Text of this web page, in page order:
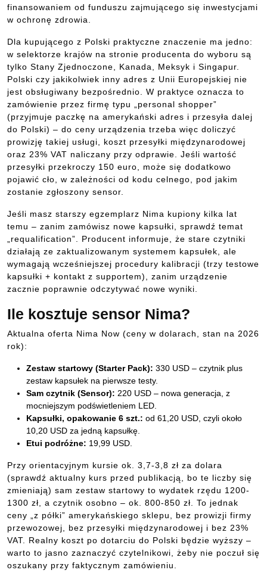
finansowaniem od funduszu zajmującego się inwestycjami
w ochronę zdrowia.
Dla kupującego z Polski praktyczne znaczenie ma jedno:
w selektorze krajów na stronie producenta do wyboru są
tylko Stany Zjednoczone, Kanada, Meksyk i Singapur.
Polski czy jakikolwiek inny adres z Unii Europejskiej nie
jest obsługiwany bezpośrednio. W praktyce oznacza to
zamówienie przez firmę typu „personal shopper”
(przyjmuje paczkę na amerykański adres i przesyła dalej
do Polski) – do ceny urządzenia trzeba więc doliczyć
prowizję takiej usługi, koszt przesyłki międzynarodowej
oraz 23% VAT naliczany przy odprawie. Jeśli wartość
przesyłki przekroczy 150 euro, może się dodatkowo
pojawić cło, w zależności od kodu celnego, pod jakim
zostanie zgłoszony sensor.
Jeśli masz starszy egzemplarz Nima kupiony kilka lat
temu – zanim zamówisz nowe kapsułki, sprawdź temat
„requalification”. Producent informuje, że stare czytniki
działają ze zaktualizowanym systemem kapsułek, ale
wymagają wcześniejszej procedury kalibracji (trzy testowe
kapsułki + kontakt z supportem), zanim urządzenie
zacznie poprawnie odczytywać nowe wyniki.
Ile kosztuje sensor Nima?
Aktualna oferta Nima Now (ceny w dolarach, stan na 2026
rok):
Zestaw startowy (Starter Pack): 330 USD – czytnik plus
zestaw kapsułek na pierwsze testy.
Sam czytnik (Sensor): 220 USD – nowa generacja, z
mocniejszym podświetleniem LED.
Kapsułki, opakowanie 6 szt.: od 61,20 USD, czyli około
10,20 USD za jedną kapsułkę.
Etui podróżne: 19,99 USD.
Przy orientacyjnym kursie ok. 3,7-3,8 zł za dolara
(sprawdź aktualny kurs przed publikacją, bo te liczby się
zmieniają) sam zestaw startowy to wydatek rzędu 1200-
1300 zł, a czytnik osobno – ok. 800-850 zł. To jednak
ceny „z półki” amerykańskiego sklepu, bez prowizji firmy
przewozowej, bez przesyłki międzynarodowej i bez 23%
VAT. Realny koszt po dotarciu do Polski będzie wyższy –
warto to jasno zaznaczyć czytelnikowi, żeby nie poczuł się
oszukany przy faktycznym zamówieniu.